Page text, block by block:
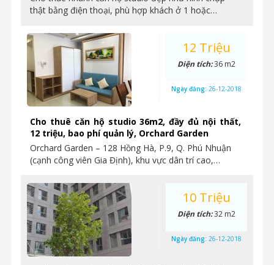
thật bằng điện thoại, phù hợp khách ở 1 hoặc…
Cho thuê căn hộ studio 36m2, đầy đủ nội thất,
12 triệu, bao phí quản lý, Orchard Garden
Orchard Garden – 128 Hồng Hà, P.9, Q. Phú Nhuận
(cạnh công viên Gia Định), khu vực dân trí cao,…
12 Triệu
Diện tích:36 m2
Ngày đăng: 26-12-2018
10 Triệu
Diện tích:32 m2
Ngày đăng: 26-12-2018